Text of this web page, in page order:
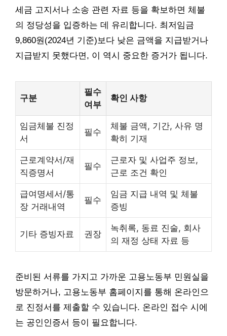
세금 고지서나 소송 관련 자료 등을 확보하면 체불
의 정당성을 입증하는 데 유리합니다. 최저임금
9,860원(2024년 기준)보다 낮은 금액을 지급받거나
지급받지 못했다면, 이 역시 중요한 증거가 됩니다.
구분
필수
여부
확인 사항
임금체불 진정
서
필수
체불 금액, 기간, 사유 명
확히 기재
근로계약서/재
직증명서
필수
근로자 및 사업주 정보,
근로 조건 확인
급여명세서/통
장 거래내역
필수
임금 지급 내역 및 체불
증빙
기타 증빙자료 권장
녹취록, 동료 진술, 회사
의 재정 상태 자료 등
준비된 서류를 가지고 가까운 고용노동부 민원실을
방문하거나, 고용노동부 홈페이지를 통해 온라인으
로 진정서를 제출할 수 있습니다. 온라인 접수 시에
는 공인인증서 등이 필요합니다.